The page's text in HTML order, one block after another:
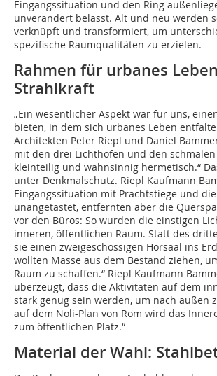
Eingangssituation und den Ring
unverändert belässt. Alt und neu werden
verknüpft und transformiert, um
spezifische Raumqualitäten zu erzielen.
Rahmen für urbanes
Strahlkraft
„Ein wesentlicher Aspekt war für uns,
bieten, in dem sich urbanes Leben
Architekten Peter Riepl und Daniel
mit den drei Lichthöfen und den
kleinteilig und wahnsinnig hermetisch.“
unter Denkmalschutz. Riepl Kaufmann
Eingangssituation mit Prachtstiege und die
unangetastet, entfernten aber die
vor den Büros: So wurden die einstigen
inneren, öffentlichen Raum. Statt des
sie einen zweigeschossigen Hörsaal ins
wollten Masse aus dem Bestand ziehen,
Raum zu schaffen.“ Riepl Kaufmann
überzeugt, dass die Aktivitäten auf dem
stark genug sein werden, um nach außen
auf dem Noli-Plan von Rom wird das
zum öffentlichen Platz.“
Material der Wahl: